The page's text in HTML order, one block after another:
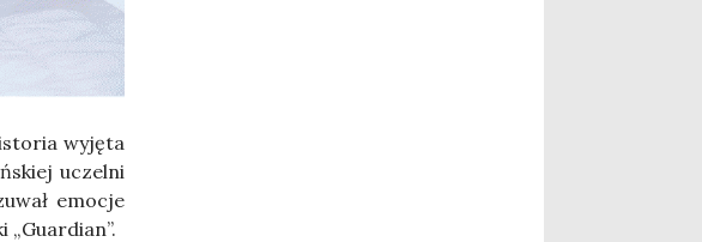
wyję­ta
uczel­ni
emo­cje